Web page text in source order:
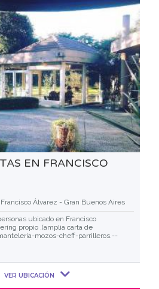
EN FRANCISCO
Francisco Álvarez - Gran Buenos Aires
ubicado en Francisco
propio .(amplia carta de
mozos-cheff-parrilleros.--
VER UBICACIÓN